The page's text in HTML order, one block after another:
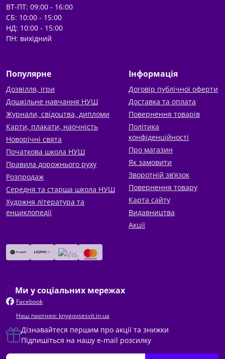
ВТ-ПТ: 09:00 - 16:00
СБ: 10:00 - 15:00
НД: 10:00 - 15:00
ПН: вихідний
Популярне
Дозвілля, ігри
Дошкільне навчання НУШ
Журнали, свідоцтва, дипломи
Карти, плакати, наочність
Новорічні свята
Початкова школа НУШ
Правила дорожнього руху
Розпродаж
Середня та старша школа НУШ
Художня література та
енциклопедії
Інформація
Договір публічної оферти
Доставка та оплата
Повернення товарів
Політика
конфіденційності
Про магазин
Як замовити
Зворотній зв’язок
Повернення товару
Карта сайту
Видавництва
Акції
Ми у соціальних мережах
Facebook
Наш партнер: knygovsesvit.in.ua
Дізнавайтеся першим про акції та знижки
Підпишіться на нашу e-mail розсилку